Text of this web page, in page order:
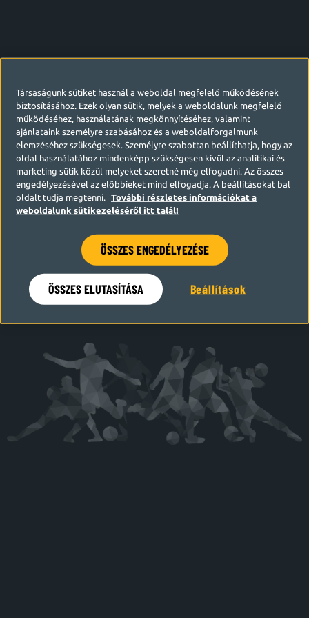
Hamarosan visszatérünk
Társaságunk sütiket használ a weboldal megfelelő működésének
biztosításához. Ezek olyan sütik, melyek a weboldalunk megfelelő
működéséhez, használatának megkönnyítéséhez, valamint
ajánlataink személyre szabásához és a weboldalforgalmunk
elemzéséhez szükségesek. Személyre szabottan beállíthatja, hogy az
oldal használatához mindenképp szükségesen kívül az analitikai és
marketing sütik közül melyeket szeretné még elfogadni. Az összes
engedélyezésével az előbbieket mind elfogadja. A beállításokat bal
oldalt tudja megtenni.
További részletes információkat a
weboldalunk sütikezeléséről itt talál!
ÖSSZES ENGEDÉLYEZÉSE
ÖSSZES ELUTASÍTÁSA Beállítások